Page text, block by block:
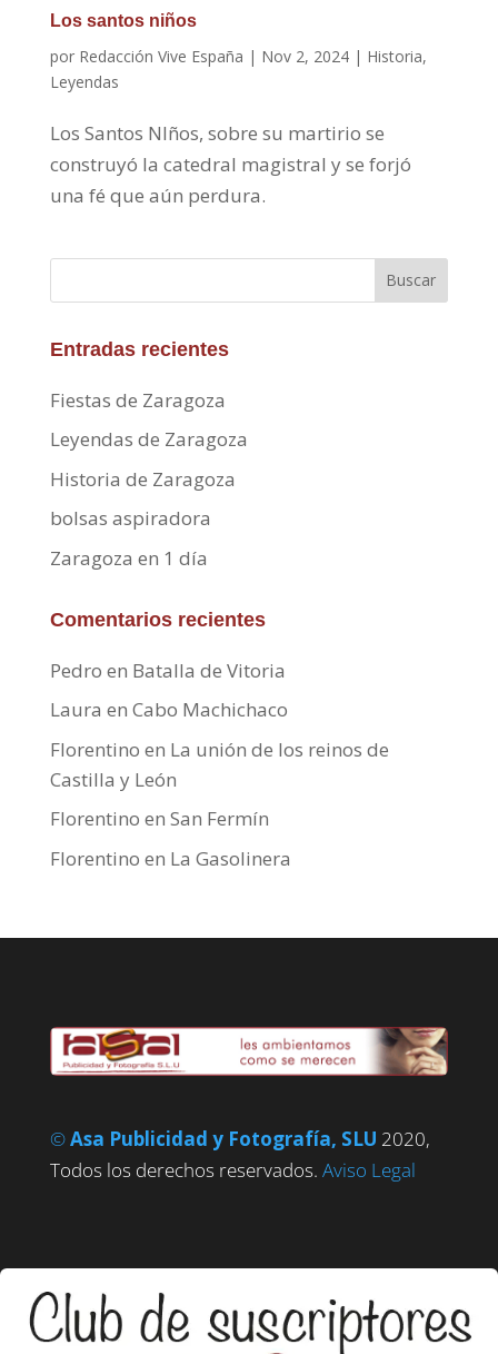
Los santos niños
por Redacción Vive España | Nov 2, 2024| Historia,
Leyendas
Los Santos NIños, sobre su martirio se
construyó la catedral magistral y se forjó
una fé que aún perdura.
Buscar
Entradas recientes
Fiestas de Zaragoza
Leyendas de Zaragoza
Historia de Zaragoza
bolsas aspiradora
Zaragoza en 1 día
Comentarios recientes
Pedro en Batalla de Vitoria
Laura en Cabo Machichaco
Florentino en La unión de los reinos de
Castilla y León
Florentino en San Fermín
Florentino en La Gasolinera
©Asa Publicidad y Fotografía, SLU 2020,
Todos los derechos reservados. Aviso Legal